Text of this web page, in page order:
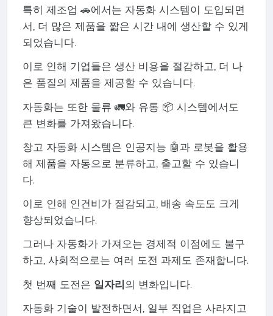
특히 제조업 🚗에서는 자동화 시스템이 도입되면
서, 더 많은 제품을 짧은 시간 내에 생산할 수 있게
되었습니다.
이로 인해 기업들은 생산 비용을 절감하고, 더 나
은 품질의 제품을 제공할 수 있습니다.
자동화는 또한 물류 🚛와 유통 📦 시스템에서도
큰 변화를 가져왔습니다.
창고 자동화 시스템은 인공지능 🤖과 로봇을 활용
해 제품을 자동으로 분류하고, 출고할 수 있습니
다.
이로 인해 인건비가 절감되고, 배송 속도도 크게
향상되었습니다.
그러나 자동화가 가져오는 경제적 이점에도 불구
하고, 사회적으로는 여러 도전 과제도 존재합니다.
첫 번째 도전은 일자리의 변화입니다.
자동화 기술이 발전하면서, 일부 직업은 사라지고